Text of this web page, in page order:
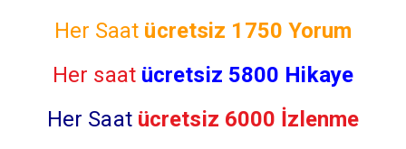
Her Saat ücretsiz 1750 Yorum
Her saat ücretsiz 5800 Hikaye
Her Saat ücretsiz 6000 İzlenme